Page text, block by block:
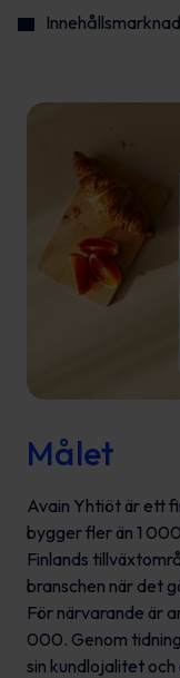
Målet
Avain Yhtiöt är ett
bygger fler än 1
Finlands
branschen när det
För närvarande är
000. Genom
sin kundlojalitet